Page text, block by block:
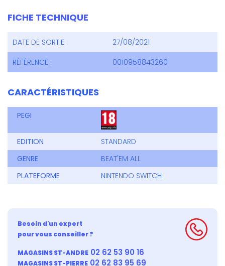
FICHE TECHNIQUE
DATE DE SORTIE :
27/08/2021
RÉFÉRENCE :
0010958843260
CARACTÉRISTIQUES
PEGI
EDITION
STANDARD
GENRE
BEAT'EM ALL
PLATEFORME
NINTENDO SWITCH
Besoin d'un expert
pour vous conseiller ?
MAGASINS ST-ANDRE 02 62 53 90 16
MAGASINS ST-PIERRE 02 62 83 95 69